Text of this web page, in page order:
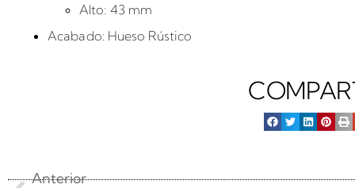
Alto: 43 mm
Acabado: Hueso Rústico
Anterior